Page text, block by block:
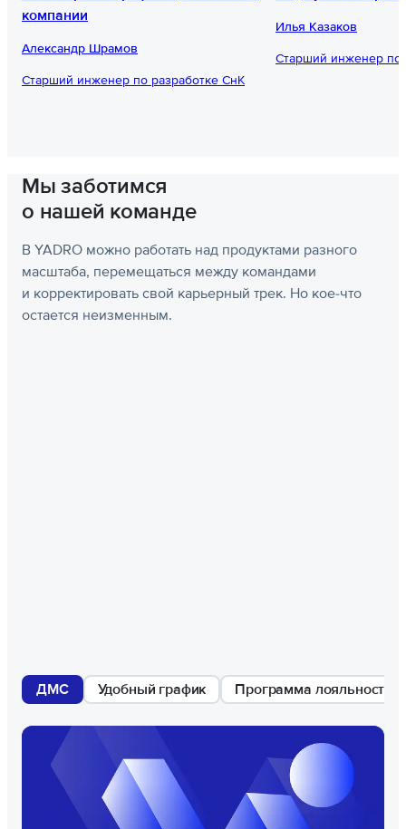
компании
Александр Шрамов
Cтарший инженер по разработке СнК
Илья Казаков
Старший инженер по
Мы заботимся
о нашей команде
В YADRO можно работать над продуктами разного
масштаба, перемещаться между командами
и корректировать свой карьерный трек. Но кое-что
остается неизменным.
ДМС Удобный график Программа лояльности